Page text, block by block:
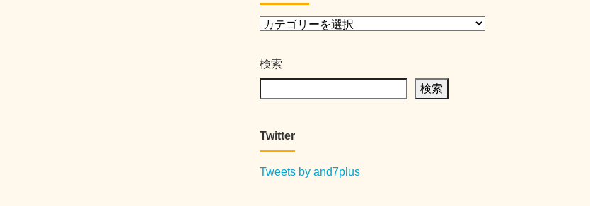
検索
検索
Twitter
Tweets by and7plus